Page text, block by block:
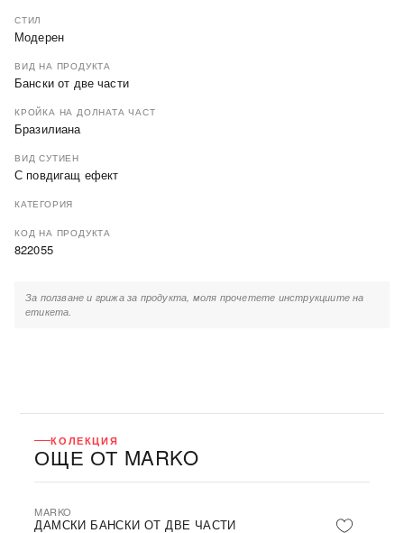
СТИЛ
Модерен
ВИД НА ПРОДУКТА
Бански от две части
КРОЙКА НА ДОЛНАТА ЧАСТ
Бразилиана
ВИД СУТИЕН
С повдигащ ефект
КАТЕГОРИЯ
КОД НА ПРОДУКТА
822055
За ползване и грижа за продукта, моля прочетете инструкциите на
етикета.
КОЛЕКЦИЯ
ОЩЕ ОТ MARKO
MARKO
ДАМСКИ БАНСКИ ОТ ДВЕ ЧАСТИ